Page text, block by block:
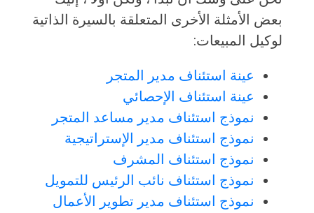
بعض الأمثلة الأخرى المتعلقة بالسيرة الذاتية
لوكيل المبيعات:
عينة استئناف مدير المتجر
عينة استئناف الإحصائي
نموذج استئناف مدير مساعد المتجر
نموذج استئناف مدير الإستراتيجية
نموذج استئناف المشرف
نموذج استئناف نائب الرئيس للتمويل
نموذج استئناف مدير تطوير الأعمال